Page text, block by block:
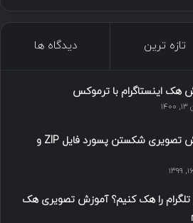
تازه ترین دیدگاه ها
هک اینستاگرام با ترموکس
آموزش تصویری شکستن پسورد فایل ZIP و
را هک کنیم؟ آموزش تصویری هک